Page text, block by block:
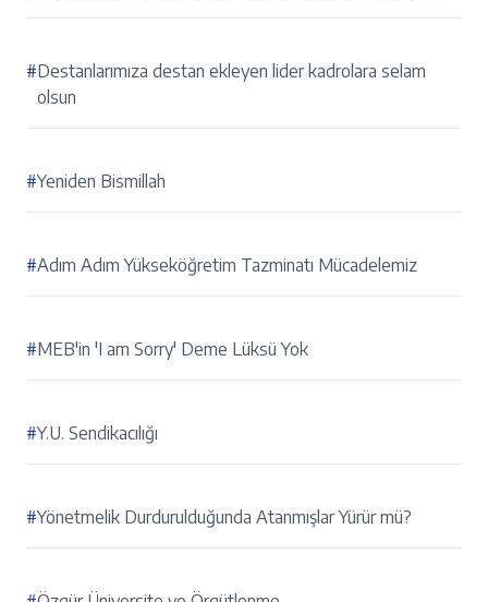
#Destanlarımıza destan ekleyen lider kadrolara selam
olsun
#Yeniden Bismillah
#Adım Adım Yükseköğretim Tazminatı Mücadelemiz
#MEB'in 'I am Sorry' Deme Lüksü Yok
#Y.U. Sendikacılığı
#Yönetmelik Durdurulduğunda Atanmışlar Yürür mü?